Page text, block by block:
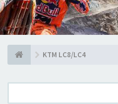
KTM LC8/LC4